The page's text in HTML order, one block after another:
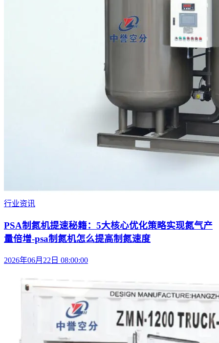
行业资讯
PSA制氮机提速秘籍：5大核心优化策略实现氮气产
量倍增-psa制氮机怎么提高制氮速度
2026年06月22日 08:00:00